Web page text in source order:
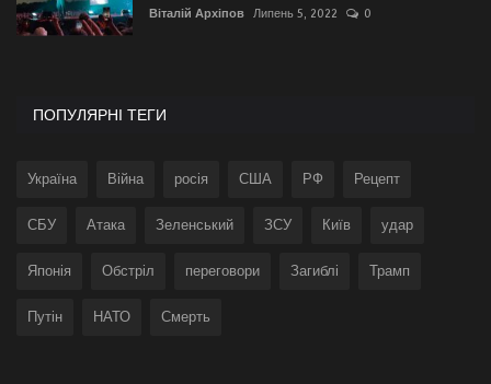
Віталій Архіпов Липень 5, 2022 0
ПОПУЛЯРНІ ТЕГИ
Україна Війна росія США РФ Рецепт
СБУ Атака Зеленський ЗСУ Київ удар
Японія Обстріл переговори Загиблі Трамп
Путін НАТО Смерть